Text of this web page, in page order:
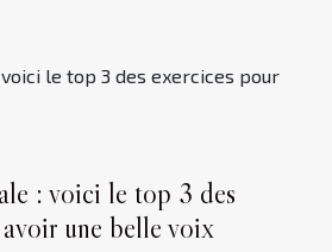
voici le top 3 des exercices pour
: voici le top 3 des
une belle voix